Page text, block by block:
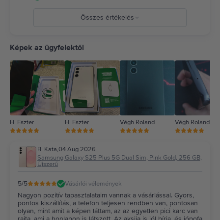
Összes értékelés
1
Képek az ügyfelektől
H. Eszter H. Eszter Végh Roland Végh Roland
B. Kata,04 Aug 2026
Samsung Galaxy S25 Plus 5G Dual Sim, Pink Gold, 256 GB,
Újszerű
5/5 Vásárlói vélemények
Nagyon pozitív tapasztalataim vannak a vásárlással. Gyors,
pontos kiszállítás, a telefon teljesen rendben van, pontosan
olyan, mint amit a képen láttam, az az egyetlen pici karc van